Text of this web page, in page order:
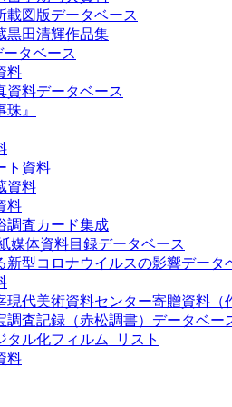
載図版データベース
黒田清輝作品集
タベース
料
資料データベース
』
ト資料
資料
料
査カード集成
媒体資料目録データベース
新型コロナウイルスの影響データ
現代美術資料センター寄贈資料（
調査記録（赤松調書）データベー
タル化フィルム_リスト
料